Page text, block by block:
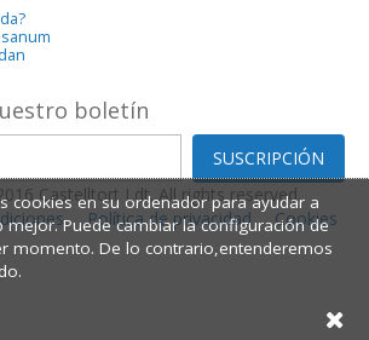
boletín
SUSCRIPCIÓN
Castelltort Ldt. All rights reserved.
Política de privacidad
Cookies
cookies en su ordenador para ayudar a
mejor. Puede cambiar la configuración de
momento. De lo contrario,entenderemos